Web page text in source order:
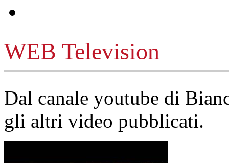
WEB Television
Dal canale youtube di
gli altri video pubblicati.